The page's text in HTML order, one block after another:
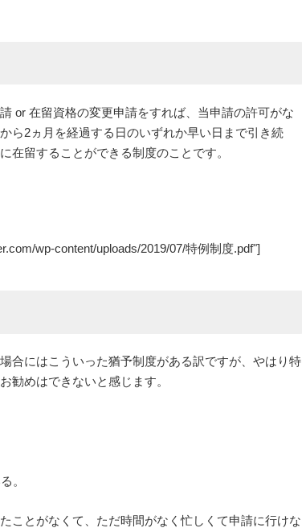
or 在留資格の変更申請をすれば、当申請の許可がな
ら2ヵ月を経過する日のいずれか早い日まで引き続
在留することができる制度のことです。
wp-content/uploads/2019/07/特例制度.pdf"]
合にはこういった猶予制度がある訳ですが、やはり特
勧めはできないと感じます。
。
ことがなくて、ただ時間がなく忙しくて申請に行けな